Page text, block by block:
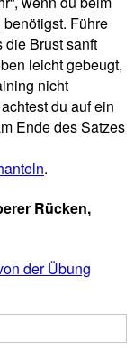
Führe
die Brust sanft
leicht gebeugt,
nicht
du auf ein
Ende des Satzes
.
Rücken,